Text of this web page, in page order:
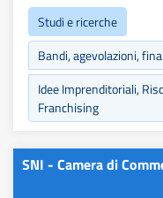
Studi e ricerche
Bandi, agevolazioni,
Idee Imprenditoriali,
Franchising
SNI - Camera di